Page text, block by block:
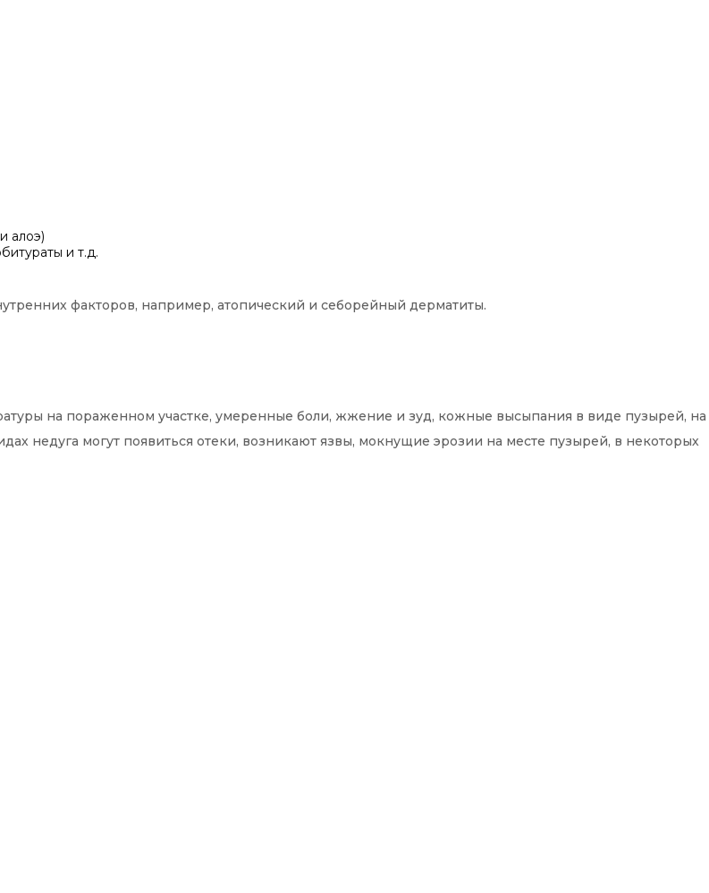
алоэ)
и т.д.
факторов, например, атопический и себорейный дерматиты.
на пораженном участке, умеренные боли, жжение и зуд, кожные высыпания в виде пузырей, на
недуга могут появиться отеки, возникают язвы, мокнущие эрозии на месте пузырей, в некоторых